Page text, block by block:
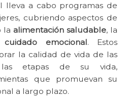
lleva a cabo programas de
cubriendo aspectos de
la alimentación saludable, la
cuidado emocional. Estos
la calidad de vida de las
etapas de su vida,
que promuevan su
a largo plazo.